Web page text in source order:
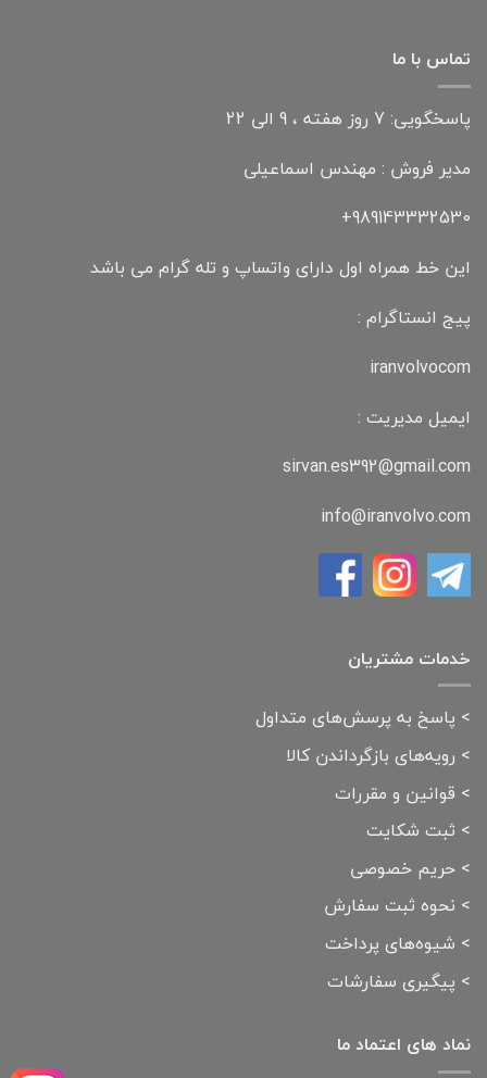
تماس با ما
پاسخگویی: 7 روز هفته ، 9 الی 22
مدیر فروش : مهندس اسماعیلی
989143332530+
این خط همراه اول دارای واتساپ و تله گرام می باشد
پیج انستاگرام :
iranvolvocom
ایمیل مدیریت :
sirvan.es392@gmail.com
info@iranvolvo.com
خدمات مشتریان
> پاسخ به پرسش‌های متداول
> رویه‌های بازگرداندن کالا
> قوانین و مقررات
> ثبت شکایت
> حریم خصوصی
> نحوه ثبت سفارش
> شیوه‌های پرداخت
> پیگیری سفارشات
نماد های اعتماد ما